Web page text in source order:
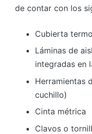
de contar con los
Cubierta
Láminas de
integradas en
Herramientas
cuchillo)
Cinta métrica
Clavos o